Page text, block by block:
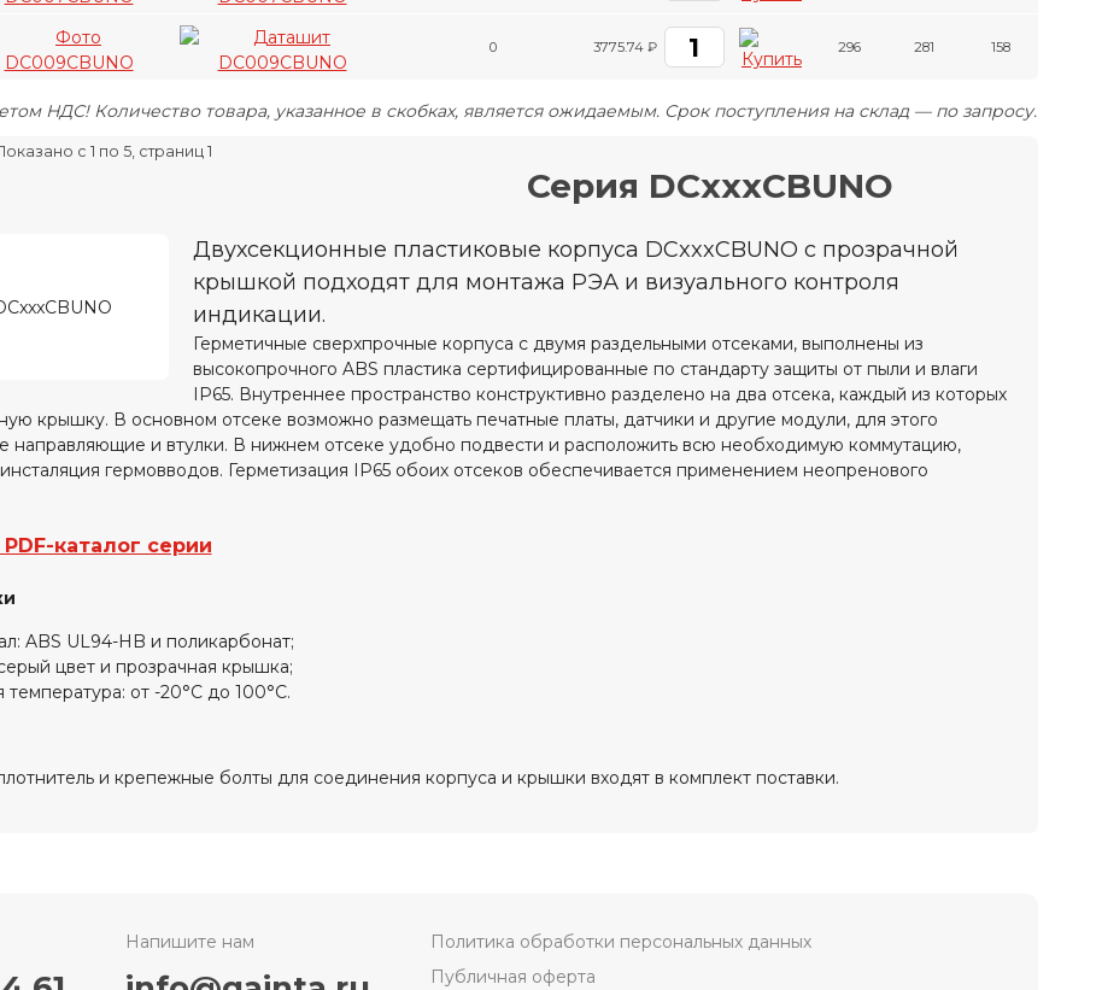
0 3775.74 ₽ 296 281 158
НДС! Количество товара, указанное в скобках, является ожидаемым. Срок поступления на склад — по запросу.
с 1 по 5, страниц 1
Серия DCxxxCBUNO
Двухсекционные пластиковые корпуса DCxxxCBUNO с прозрачной
крышкой подходят для монтажа РЭА и визуального контроля
индикации.
Герметичные сверхпрочные корпуса с двумя раздельными отсеками, выполнены из
высокопрочного ABS пластика сертифицированные по стандарту защиты от пыли и влаги
IP65. Внутреннее пространство конструктивно разделено на два отсека, каждый из которых
крышку. В основном отсеке возможно размещать печатные платы, датчики и другие модули, для этого
направляющие и втулки. В нижнем отсеке удобно подвести и расположить всю необходимую коммутацию,
гермовводов. Герметизация IP65 обоих отсеков обеспечивается применением неопренового
каталог серии
ABS UL94-HB и поликарбонат;
цвет и прозрачная крышка;
температура: от -20°С до 100°С.
и крепежные болты для соединения корпуса и крышки входят в комплект поставки.
Напишите нам
Политика обработки персональных данных
Публичная оферта